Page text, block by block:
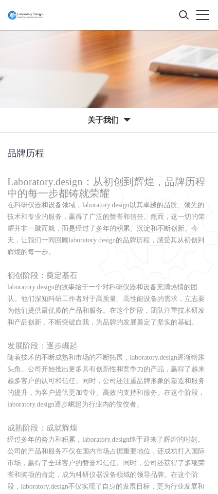
关于我们
品牌历程
Laboratory.design：从初创到辉煌，品牌历程
中的每一步都铸就荣耀
在科研仪器和设备领域，laboratory.design以其卓越的品质、领先的
技术和专业的服务，赢得了广泛的赞誉和信任。然而，这一切的荣
耀并非一蹴而就，而是经过了多年的积累、沉淀和不断创新。今
天，让我们一同回顾laboratory.design的品牌历程，感受其从初创到
辉煌的每一步。
初创阶段：奠定基石
laboratory.design的故事始于一个对科研仪器和设备充满热情的团
队。他们深知科研工作者对于高质量、高性能设备的需求，立志要
为他们提供最优质的产品和服务。在这个阶段，团队注重技术研发
和产品创新，不断突破自我，为品牌的发展奠定了坚实的基础。
发展阶段：逐步崛起
随着技术的不断成熟和市场的不断拓展，laboratory.design逐渐崭露
头角。公司开始推出更多具有创新性和竞争力的产品，赢得了越来
越多客户的认可和信任。同时，公司还注重品牌形象的塑造和服务
的提升，为客户提供更加专业、高效的支持和服务。在这个阶段，
laboratory.design逐步崛起为行业内的佼佼者。
成熟阶段：成就辉煌
经过多年的努力和积累，laboratory.design终于迎来了辉煌的时刻。
公司的产品和服务不仅在国内市场占据重要地位，还成功打入国际
市场，赢得了全球客户的赞誉和信任。同时，公司还获得了多项荣
誉和奖项的肯定，成为科研仪器设备领域的领导品牌。在这个阶
段，laboratory.design不仅实现了自身的发展目标，更为行业发展和